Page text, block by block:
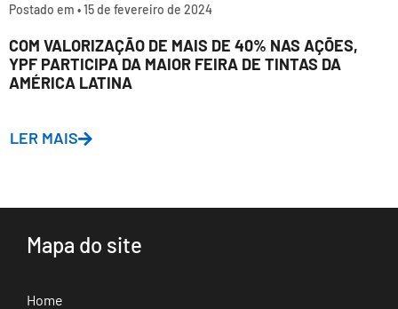
Postado em •15 de fevereiro de 2024
COM VALORIZAÇÃO DE MAIS DE 40% NAS AÇÕES,
YPF PARTICIPA DA MAIOR FEIRA DE TINTAS DA
AMÉRICA LATINA
LER MAIS
Mapa do site
Home